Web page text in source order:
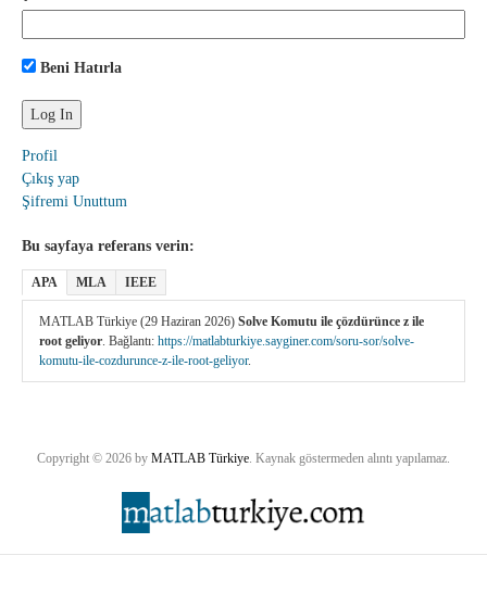
Beni Hatırla
Profil
Çıkış yap
Şifremi Unuttum
Bu sayfaya referans verin:
APA MLA IEEE
MATLAB Türkiye (29 Haziran 2026) Solve Komutu ile çözdürünce z ile
root geliyor. Bağlantı: https://matlabturkiye.sayginer.com/soru-sor/solve-
komutu-ile-cozdurunce-z-ile-root-geliyor.
Copyright © 2026 by MATLAB Türkiye. Kaynak göstermeden alıntı yapılamaz.